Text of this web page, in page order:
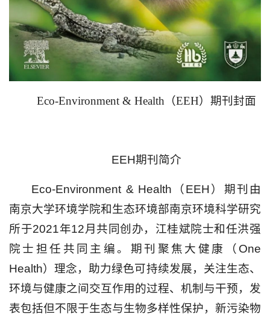
Eco-Environment & Health（EEH）期刊封面
EEH期刊简介
Eco-Environment & Health（EEH）期刊由
南京大学环境学院和生态环境部南京环境科学研究
所于2021年12月共同创办，江桂斌院士和任洪强
院士担任共同主编。期刊聚焦大健康（One
Health）理念，助力绿色可持续发展，关注生态、
环境与健康之间交互作用的过程、机制与干预，发
表包括但不限于生态与生物多样性保护，新污染物